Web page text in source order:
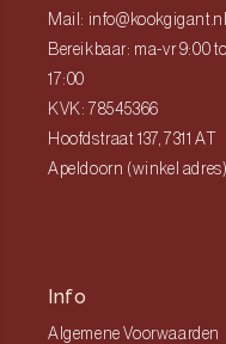
Mail: info@kookgigant.nl
Bereikbaar: ma-vr 9:00
17:00
KVK: 78545366
Hoofdstraat 137, 7311 AT
Apeldoorn (winkel adres)
Info
Algemene Voorwaarden